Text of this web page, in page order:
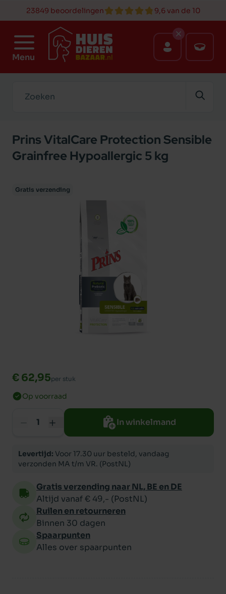
23849 beoordelingen 9,6 van de 10
Menu
Prins VitalCare Protection Sensible
Grainfree Hypoallergic 5 kg
Gratis verzending
€ 62,95per stuk
Op voorraad
In winkelmand
Levertijd: Voor 17.30 uur besteld, vandaag
verzonden MA t/m VR. (PostNL)
Gratis verzending naar NL, BE en DE
Altijd vanaf € 49,- (PostNL)
Ruilen en retourneren
Binnen 30 dagen
Spaarpunten
Alles over spaarpunten